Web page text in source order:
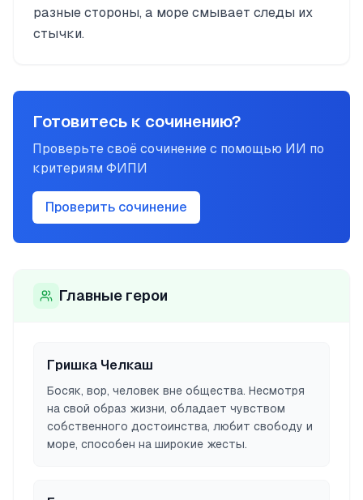
разные стороны, а море смывает следы их
стычки.
Готовитесь к сочинению?
Проверьте своё сочинение с помощью ИИ по
критериям ФИПИ
Проверить сочинение
Главные герои
Гришка Челкаш
Босяк, вор, человек вне общества. Несмотря
на свой образ жизни, обладает чувством
собственного достоинства, любит свободу и
море, способен на широкие жесты.